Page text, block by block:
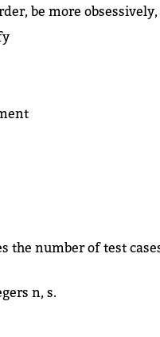
be more
the number of test
n, s.